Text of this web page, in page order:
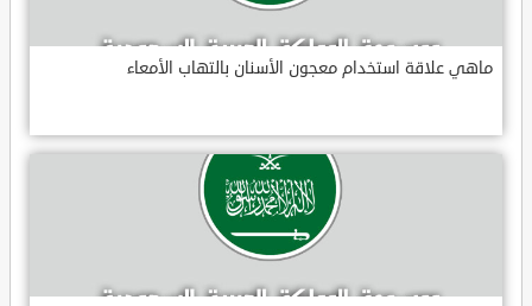
ماهي علاقة استخدام معجون الأسنان بالتهاب الأمعاء